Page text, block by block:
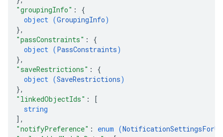
"groupingInfo" : {
object (GroupingInfo)
},
"passConstraints" : {
object (PassConstraints)
},
"saveRestrictions" : {
object (SaveRestrictions)
},
"linkedObjectIds" :
[
string
] ,
"notifyPreference" : enum (